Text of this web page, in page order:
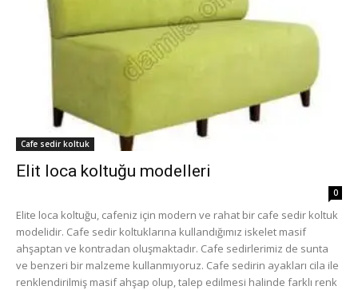
Cafe sedir koltuk
Elit loca koltuğu modelleri
0
Elite loca koltuğu, cafeniz için modern ve rahat bir cafe sedir koltuk
modelidir. Cafe sedir koltuklarına kullandığımız iskelet masif
ahşaptan ve kontradan oluşmaktadır. Cafe sedirlerimiz de sunta
ve benzeri bir malzeme kullanmıyoruz. Cafe sedirin ayakları cila ile
renklendirilmiş masif ahşap olup, talep edilmesi halinde farklı renk